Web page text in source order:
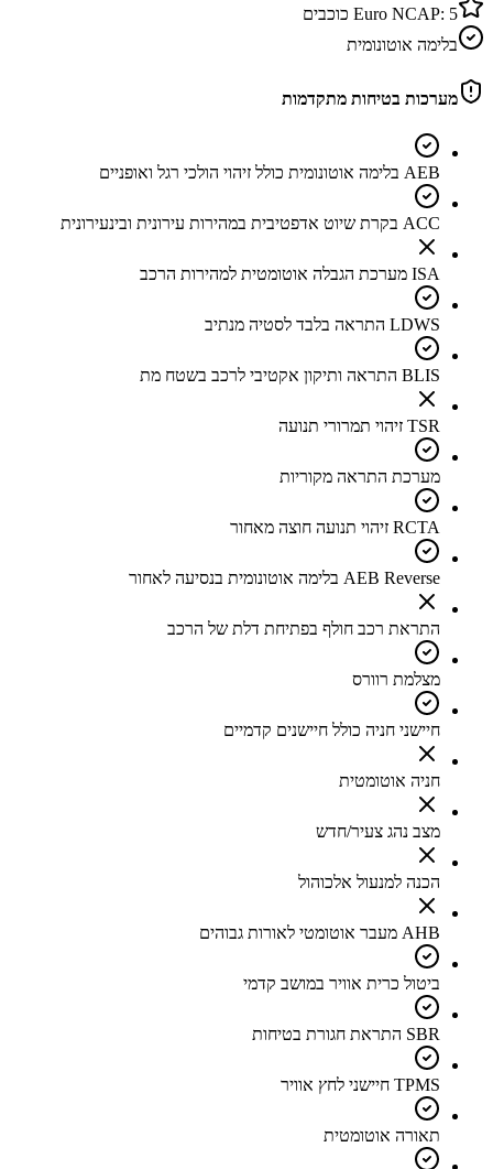
Euro NCAP: 5
כוכבים
בלימה אוטונומית
מערכות בטיחות מתקדמות
AEB בלימה אוטונומית כולל זיהוי הולכי רגל ואופניים
ACC בקרת שיוט אדפטיבית במהירות עירונית ובינעירונית
ISA מערכת הגבלה אוטומטית למהירות הרכב
LDWS התראה בלבד לסטיה מנתיב
BLIS התראה ותיקון אקטיבי לרכב בשטח מת
TSR זיהוי תמרורי תנועה
מערכת התראה מקוריות
RCTA זיהוי תנועה חוצה מאחור
AEB Reverse בלימה אוטונומית בנסיעה לאחור
התראת רכב חולף בפתיחת דלת של הרכב
מצלמת רוורס
חיישני חניה כולל חיישנים קדמיים
חניה אוטומטית
מצב נהג צעיר/חדש
הכנה למנעול אלכוהול
AHB מעבר אוטומטי לאורות גבוהים
ביטול כרית אוויר במושב קדמי
SBR התראת חגורת בטיחות
TPMS חיישני לחץ אוויר
תאורה אוטומטית